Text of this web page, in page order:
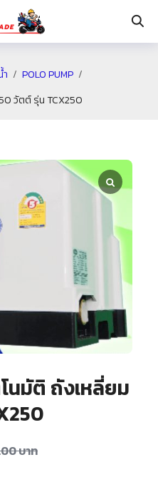
POLO PUMP
วัตต์ รุ่น TCX250
นมัติ ถังเหลี่ยม
บาท